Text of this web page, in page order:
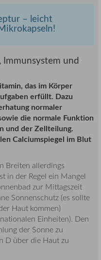
– leicht
und
das im Körper
erfüllt. Dazu
normaler
die normale Funktion
und der Zellteilung.
Calciumspiegel im Blut
Breiten allerdings
in der Regel ein Mangel
zur Mittagszeit
Sonnenschutz (es sollte
Haut kommen)
Einheiten). Den
der Sonne zu
D über die Haut zu